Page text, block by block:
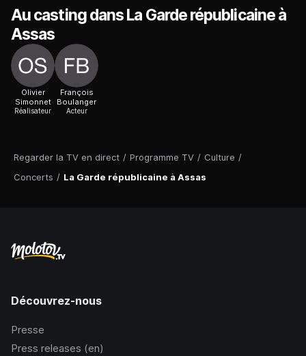
Regarder la TV en direct / Programme TV / Culture /
Concerts / La Garde républicaine à Assas
Au casting dans La Garde républicaine à
Assas
Olivier
Simonnet
Réalisateur
François
Boulanger
Acteur
Découvrez-nous
Presse
Press releases (en)